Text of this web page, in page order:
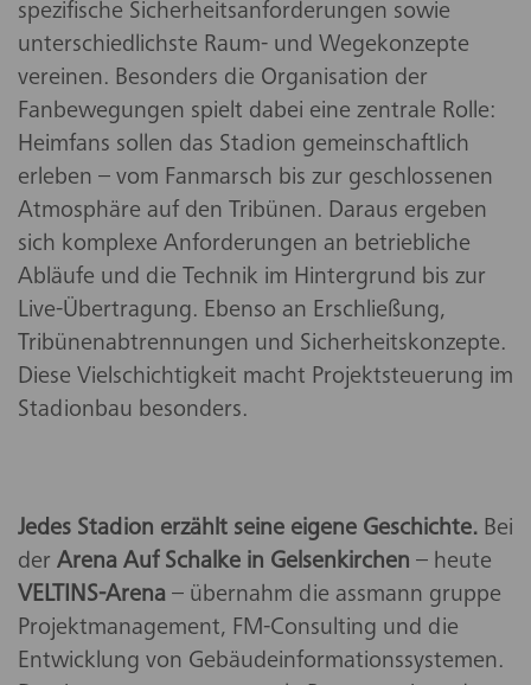
spezifische Sicherheitsanforderungen sowie
unterschiedlichste Raum- und Wegekonzepte
vereinen. Besonders die Organisation der
Fanbewegungen spielt dabei eine zentrale Rolle:
Heimfans sollen das Stadion gemeinschaftlich
erleben – vom Fanmarsch bis zur geschlossenen
Atmosphäre auf den Tribünen. Daraus ergeben
sich komplexe Anforderungen an betriebliche
Abläufe und die Technik im Hintergrund bis zur
Live-Übertragung. Ebenso an Erschließung,
Tribünenabtrennungen und Sicherheitskonzepte.
Diese Vielschichtigkeit macht Projektsteuerung im
Stadionbau besonders.
Jedes Stadion erzählt seine eigene Geschichte. Bei
der Arena Auf Schalke in Gelsenkirchen – heute
VELTINS-Arena – übernahm die assmann gruppe
Projektmanagement, FM-Consulting und die
Entwicklung von Gebäudeinformationssystemen.